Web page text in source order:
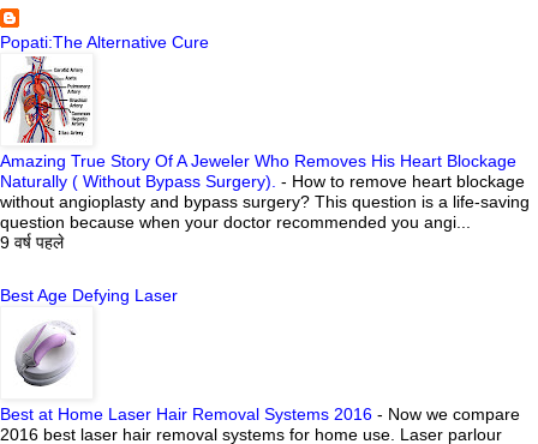
Popati:The Alternative Cure
Amazing True Story Of A Jeweler Who Removes His Heart Blockage
Naturally ( Without Bypass Surgery). - How to remove heart blockage
without angioplasty and bypass surgery? This question is a life-saving
question because when your doctor recommended you angi...
9 वर्ष पहले
Best Age Defying Laser
Best at Home Laser Hair Removal Systems 2016 - Now we compare
2016 best laser hair removal systems for home use. Laser parlour